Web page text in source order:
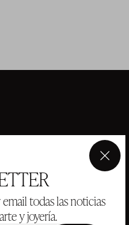
todas las noticias
y joyería.
×
VALORACIONES